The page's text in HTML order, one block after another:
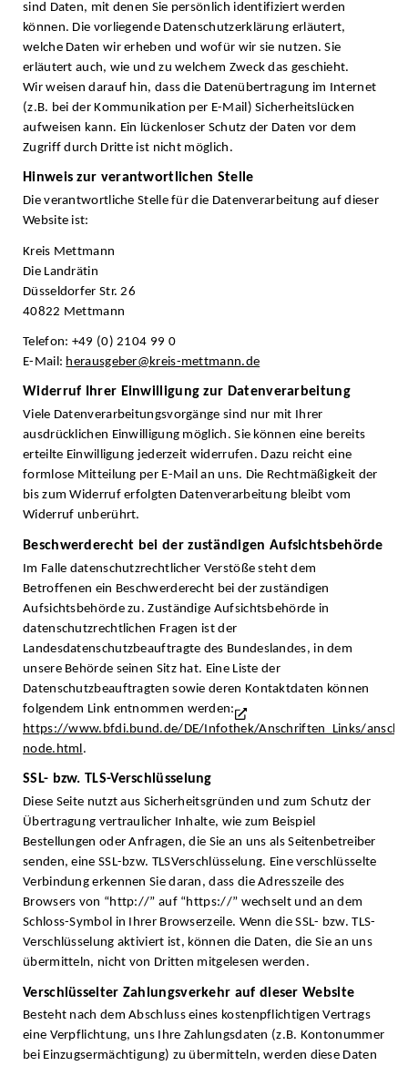
sind Daten, mit denen Sie persönlich identifiziert werden
können. Die vorliegende Datenschutzerklärung erläutert,
welche Daten wir erheben und wofür wir sie nutzen. Sie
erläutert auch, wie und zu welchem Zweck das geschieht.
Wir weisen darauf hin, dass die Datenübertragung im Internet
(z.B. bei der Kommunikation per E-Mail) Sicherheitslücken
aufweisen kann. Ein lückenloser Schutz der Daten vor dem
Zugriff durch Dritte ist nicht möglich.
Hinweis zur verantwortlichen Stelle
Die verantwortliche Stelle für die Datenverarbeitung auf dieser
Website ist:
Kreis Mettmann
Die Landrätin
Düsseldorfer Str. 26
40822 Mettmann
Telefon: +49 (0) 2104 99 0
E-Mail: herausgeber@kreis-mettmann.de
Widerruf Ihrer Einwilligung zur Datenverarbeitung
Viele Datenverarbeitungsvorgänge sind nur mit Ihrer
ausdrücklichen Einwilligung möglich. Sie können eine bereits
erteilte Einwilligung jederzeit widerrufen. Dazu reicht eine
formlose Mitteilung per E-Mail an uns. Die Rechtmäßigkeit der
bis zum Widerruf erfolgten Datenverarbeitung bleibt vom
Widerruf unberührt.
Beschwerderecht bei der zuständigen Aufsichtsbehörde
Im Falle datenschutzrechtlicher Verstöße steht dem
Betroffenen ein Beschwerderecht bei der zuständigen
Aufsichtsbehörde zu. Zuständige Aufsichtsbehörde in
datenschutzrechtlichen Fragen ist der
Landesdatenschutzbeauftragte des Bundeslandes, in dem
unsere Behörde seinen Sitz hat. Eine Liste der
Datenschutzbeauftragten sowie deren Kontaktdaten können
folgendem Link entnommen werden:
https://www.bfdi.bund.de/DE/Infothek/Anschriften_Links/
node.html .
SSL- bzw. TLS-Verschlüsselung
Diese Seite nutzt aus Sicherheitsgründen und zum Schutz der
Übertragung vertraulicher Inhalte, wie zum Beispiel
Bestellungen oder Anfragen, die Sie an uns als Seitenbetreiber
senden, eine SSL-bzw. TLSVerschlüsselung. Eine verschlüsselte
Verbindung erkennen Sie daran, dass die Adresszeile des
Browsers von “http://” auf “https://” wechselt und an dem
Schloss-Symbol in Ihrer Browserzeile. Wenn die SSL- bzw. TLS-
Verschlüsselung aktiviert ist, können die Daten, die Sie an uns
übermitteln, nicht von Dritten mitgelesen werden.
Verschlüsselter Zahlungsverkehr auf dieser Website
Besteht nach dem Abschluss eines kostenpflichtigen Vertrags
eine Verpflichtung, uns Ihre Zahlungsdaten (z.B. Kontonummer
bei Einzugsermächtigung) zu übermitteln, werden diese Daten